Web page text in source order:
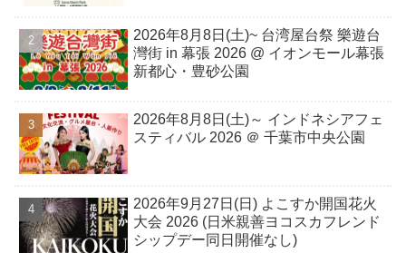
2026年8月8日(土)~ 台湾屋台祭 樂遊台
灣街 in 幕張 2026 @ イオンモール幕張
新都心・豊砂公園
2026年8月8日(土)～ インドネシアフェ
スティバル 2026 ＠ 千葉市中央公園
2026年9月27日(日) よこすか開国花火
大会 2026 (日米親善ヨコスカフレンド
シップデー同日開催なし)